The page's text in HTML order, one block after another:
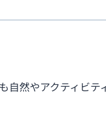
自然やアクティビ